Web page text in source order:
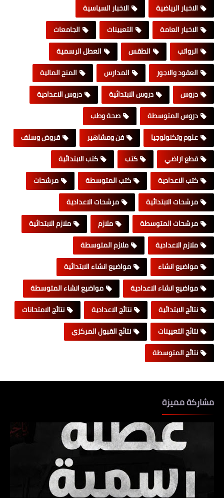
الاخبار الرياضية
الاخبار السياسية
الاخبار العامة
التعيينات
الجامعات
الرواتب
الطقس
العطل الرسمية
العقود والاجور
المدارس
المنح المالية
دروس
دروس الابتدائية
دروس الاعدادية
دروس المتوسطة
صحة وطب
علوم وتكنولوجيا
فن ومشاهير
قروض وسلف
قطع اراضي
كتب
كتب الابتدائية
كتب الاعدادية
كتب المتوسطة
مرشحات
مرشحات الابتدائية
مرشحات الاعدادية
مرشحات المتوسطة
ملازم
ملازم الابتدائية
ملازم الاعدادية
ملازم المتوسطة
مواضيع انشاء
مواضيع انشاء الابتدائية
مواضيع انشاء الاعدادية
مواضيع انشاء المتوسطة
نتائج الابتدائية
نتائج الاعدادية
نتائج الامتحانات
نتائج التعيينات
نتائج القبول المركزي
نتائج المتوسطة
مشاركة مميزة